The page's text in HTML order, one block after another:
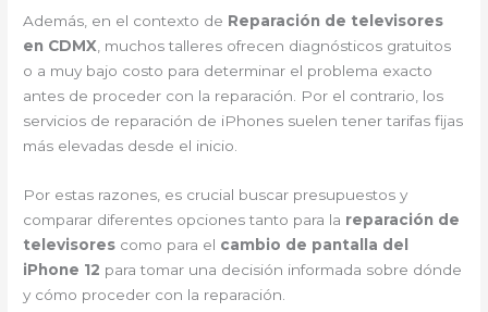
Además, en el contexto de Reparación de televisores
en CDMX , muchos talleres ofrecen diagnósticos gratuitos
o a muy bajo costo para determinar el problema exacto
antes de proceder con la reparación. Por el contrario, los
servicios de reparación de iPhones suelen tener tarifas fijas
más elevadas desde el inicio.
Por estas razones, es crucial buscar presupuestos y
comparar diferentes opciones tanto para la reparación de
televisores como para el cambio de pantalla del
iPhone 12 para tomar una decisión informada sobre dónde
y cómo proceder con la reparación.